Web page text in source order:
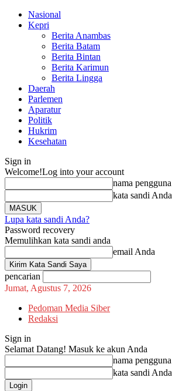
Nasional
Kepri
Berita Anambas
Berita Batam
Berita Bintan
Berita Karimun
Berita Lingga
Daerah
Parlemen
Aparatur
Politik
Hukrim
Kesehatan
Sign in
Welcome!Log into your account
nama pengguna
kata sandi Anda
Lupa kata sandi Anda?
Password recovery
Memulihkan kata sandi anda
email Anda
pencarian
Jumat, Agustus 7, 2026
Pedoman Media Siber
Redaksi
Sign in
Selamat Datang! Masuk ke akun Anda
nama pengguna
kata sandi Anda